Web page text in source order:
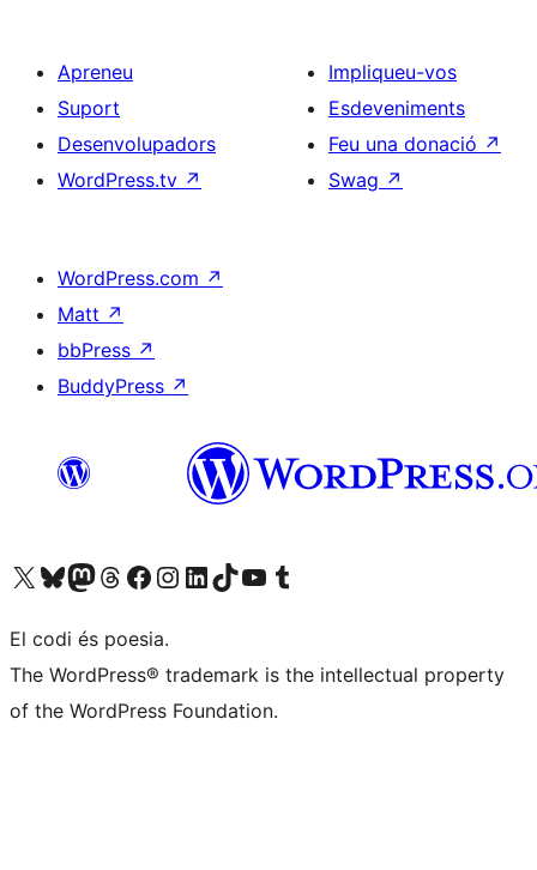
Apreneu
Suport
Desenvolupadors
WordPress.tv ↗
Impliqueu-vos
Esdeveniments
Feu una donació ↗
Swag ↗
WordPress.com ↗
Matt ↗
bbPress ↗
BuddyPress ↗
Visiteu el nostre compte X (abans Twitter)
Visiteu el nostre compte de Bluesky
Visiteu el nostre compte al Mastodon
Visiteu el nostre compte de Threads
Visiteu la nostra pàgina al Facebook
Visiteu el nostre compte d'Instagram
Visiteu el nostre compte de LinkedIn
Visiteu el nostre compte de TikTok
Visiteu el nostre canal al YouTube
Visiteu el nostre compte de Tumblr
El codi és poesia.
The WordPress® trademark is the intellectual property
of the WordPress Foundation.